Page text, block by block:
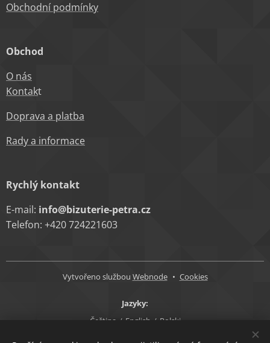
Obchodní podmínky
Obchod
O nás
Kontakt
Doprava a platba
Rady a informace
Rychlý kontakt
E-mail: info@bizuterie-petra.cz
Telefon: +420 724221603
Vytvořeno službou Webnode Cookies
Jazyky
Čeština
English Polski